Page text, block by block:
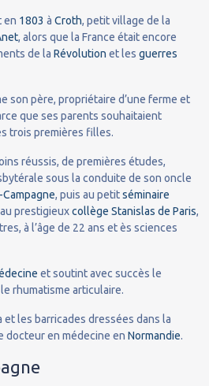
en 1803 à Croth, petit village de la
, alors que la France était encore
de la Révolution et les guerres
son père, propriétaire d’une ferme et
que ses parents souhaitaient
trois premières filles.
réussis, de premières études,
sous la conduite de son oncle
, puis au petitséminaire
prestigieuxcollège Stanislas de Paris,
à l’âge de 22 ans et ès sciences
et soutint avec succès le
rhumatisme articulaire.
et les barricades dressées dans la
docteur en médecine en Normandie.